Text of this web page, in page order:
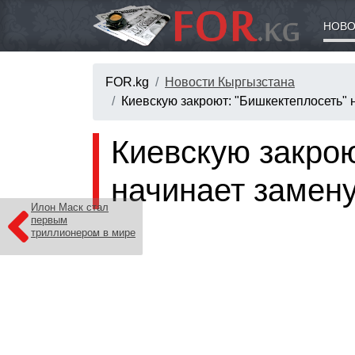
FOR.kg
Новости Кыргызстана
Киевскую закроют: "Бишкектеплосеть"
Илон Маск стал
первым
триллионером в мире
Киевскую
начинает